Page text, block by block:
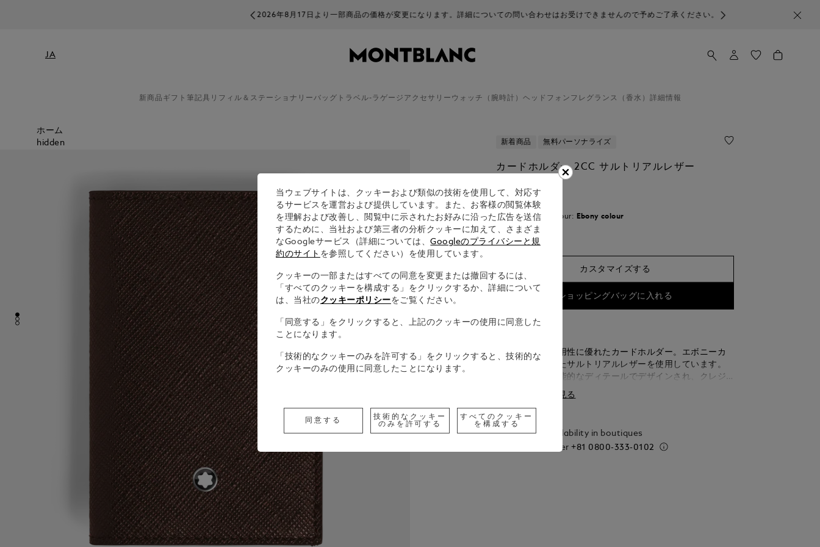
2026年8月17日より一部商品の価格が変更になります。詳細についての問い合わせはお受けできませんので予めご了承ください。
JA
新商品 ギフト 筆記具 リフィル＆ステーショナリーバッグ トラベル-ラゲージ アクセサリー ウォッチ（腕時計） ヘッドフォン フレグランス（香水） 詳細情報
ホーム
hidden
新着商品 無料パーソナライズ
カードホルダー 2CC サルトリアルレザー
¥ 43,450
aを選択します Colour: Ebony colour
選択済み
カスタマイズする
ショッピングバッグに入れる
コンパクトで汎用性に優れたカードホルダー。エボニーカ
ラーで洗練されたサルトリアルレザーを使用しています。
内側も外側も機能的なディテールでデザインされ、クレジ
ットカード用スロット3つ、名刺用コンパートメント1つ、
アディショナルポケット1つを内側に備え、外側には4枚目
のクレジットカードを収納できるエクストラスロット1つが
付いています。
すべての詳細を見る
Check availability in boutiques
Call to order+81 0800-333-0102
当ウェブサイトは、クッキーおよび類似の技術を使用して、対応す
るサービスを運営および提供しています。また、お客様の閲覧体験
を理解および改善し、閲覧中に示されたお好みに沿った広告を送信
するために、当社および第三者の分析クッキーに加えて、さまざま
なGoogleサービス（詳細については、Googleのプライバシーと規
約のサイト を参照してください）を使用しています。
クッキーの一部またはすべての同意を変更または撤回するには、
「すべてのクッキーを構成する」をクリックするか、詳細について
は、当社のクッキーポリシーをご覧ください。
「同意する」をクリックすると、上記のクッキーの使用に同意した
ことになります。
「技術的なクッキーのみを許可する」をクリックすると、技術的な
クッキーのみの使用に同意したことになります。
同意する
技術的なクッキー
のみを許可する
すべてのクッキー
を構成する